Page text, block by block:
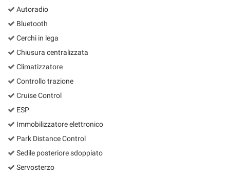
Autoradio
Bluetooth
Cerchi in lega
Chiusura centralizzata
Climatizzatore
Controllo trazione
Cruise Control
ESP
Immobilizzatore elettronico
Park Distance Control
Sedile posteriore sdoppiato
Servosterzo